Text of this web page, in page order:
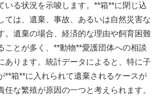
いる状況を示唆します。**箱**に閉じ込
ては、遺棄、事故、あるいは自然災害な
。遺棄の場合、経済的な理由や飼育困難
ことが多く、**動物**愛護団体への相談
あります。統計データによると、特に子
**箱**に入れられて遺棄されるケースが
任な繁殖が原因の一つと考えられます。